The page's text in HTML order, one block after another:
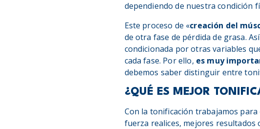
dependiendo de nuestra condición
Este proceso de «creación del
de otra fase de pérdida de grasa.
condicionada por otras variables
cada fase. Por ello, es muy
debemos saber distinguir entre
¿QUÉ ES MEJOR
Con la tonificación trabajamos para
fuerza realices, mejores resultados